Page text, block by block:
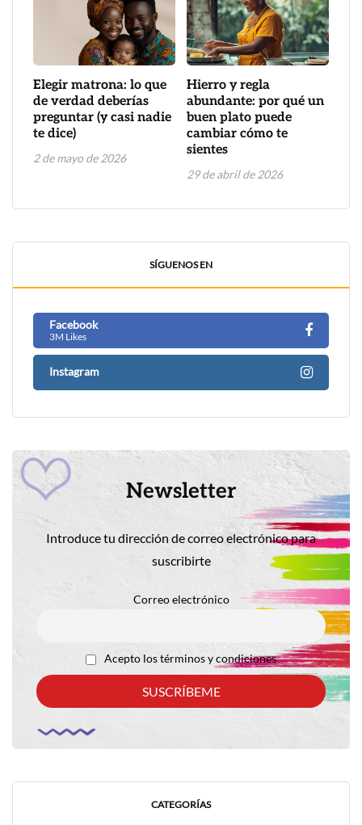
Elegir matrona: lo que
de verdad deberías
preguntar (y casi nadie
te dice)
2 de mayo de 2026
Hierro y regla
abundante: por qué un
buen plato puede
cambiar cómo te
sientes
29 de abril de 2026
SÍGUENOS EN
Facebook
3M Likes
Instagram
Newsletter
Introduce tu dirección de correo electrónico para
suscribirte
Correo electrónico
Acepto los términos y condiciones
CATEGORÍAS